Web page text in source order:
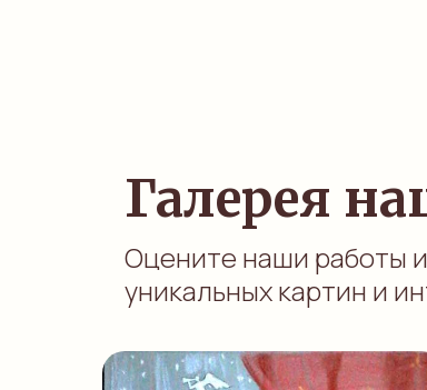
Галерея
Оцените наши работы
уникальных картин и